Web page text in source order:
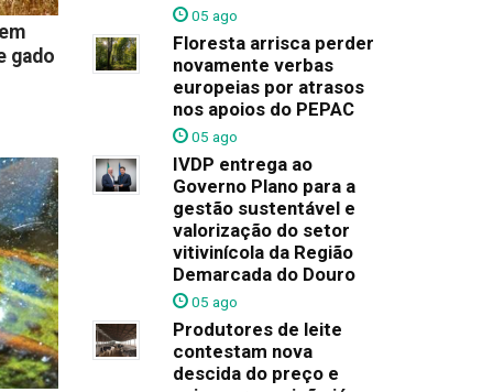
gado
05 ago
Floresta arrisca perder
novamente verbas
europeias por atrasos
nos apoios do PEPAC
05 ago
IVDP entrega ao
Governo Plano para a
gestão sustentável e
valorização do setor
vitivinícola da Região
Demarcada do Douro
05 ago
Produtores de leite
contestam nova
descida do preço e